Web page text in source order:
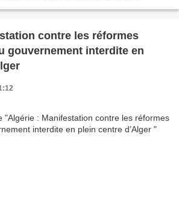
contre les réformes
gouvernement interdite en